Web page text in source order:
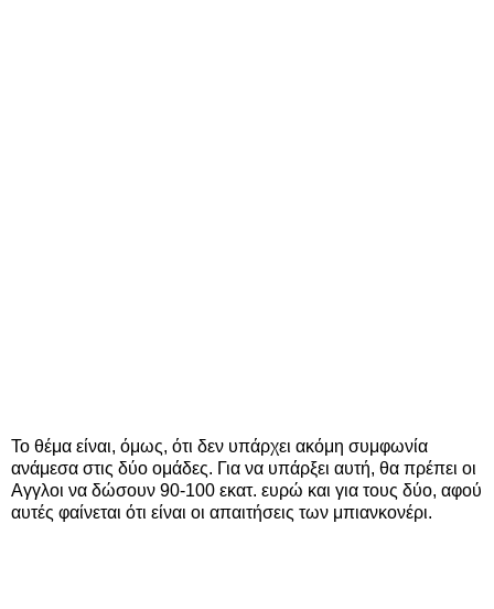
Το θέμα είναι, όμως, ότι δεν υπάρχει ακόμη συμφωνία
ανάμεσα στις δύο ομάδες. Για να υπάρξει αυτή, θα πρέπει οι
Αγγλοι να δώσουν 90-100 εκατ. ευρώ και για τους δύο, αφού
αυτές φαίνεται ότι είναι οι απαιτήσεις των μπιανκονέρι.